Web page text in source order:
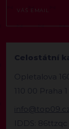
Celostátní
Opletalova
110 00 Praha 1
IDDS: 86ttzqc